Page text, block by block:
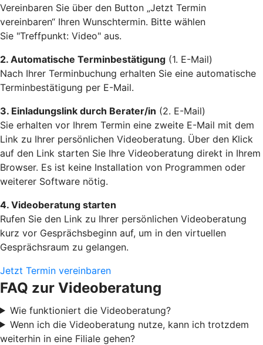
Vereinbaren Sie über den Button „Jetzt Termin
vereinbaren“ Ihren Wunschtermin. Bitte wählen
Sie "Treffpunkt: Video" aus.
2. Automatische Terminbestätigung (1. E-Mail)
Nach Ihrer Terminbuchung erhalten Sie eine automatische
Terminbestätigung per E-Mail.
3. Einladungslink durch Berater/in (2. E-Mail)
Sie erhalten vor Ihrem Termin eine zweite E-Mail mit dem
Link zu Ihrer persönlichen Videoberatung. Über den Klick
auf den Link starten Sie Ihre Videoberatung direkt in Ihrem
Browser. Es ist keine Installation von Programmen oder
weiterer Software nötig.
4. Videoberatung starten
Rufen Sie den Link zu Ihrer persönlichen Videoberatung
kurz vor Gesprächsbeginn auf, um in den virtuellen
Gesprächsraum zu gelangen.
Jetzt Termin vereinbaren
FAQ zur Videoberatung
Wie funktioniert die Videoberatung?
Wenn ich die Videoberatung nutze, kann ich trotzdem
weiterhin in eine Filiale gehen?